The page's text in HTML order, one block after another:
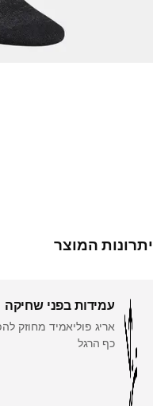
יתרונות המוצר
עמידות בפני שחיקה
אריג פוליאמיד מחוזק
כף הרגל